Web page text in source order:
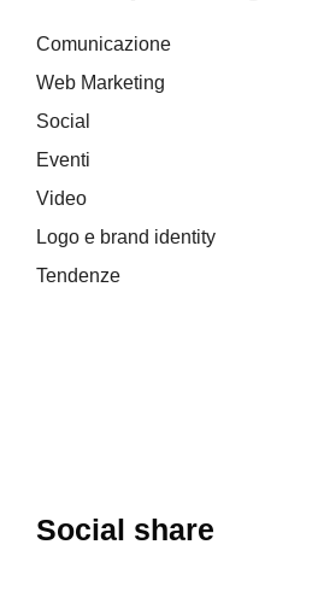
Comunicazione
Web Marketing
Social
Eventi
Video
Logo e brand identity
Tendenze
Social share